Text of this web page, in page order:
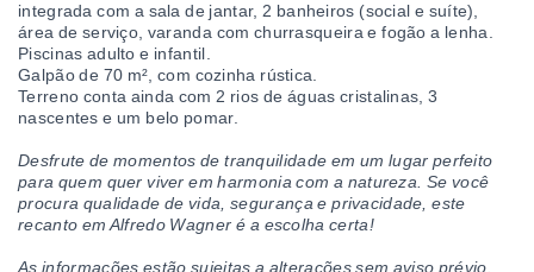
integrada com a sala de jantar, 2 banheiros (social e suíte),
área de serviço, varanda com churrasqueira e fogão a lenha.
Piscinas adulto e infantil.
Galpão de 70 m², com cozinha rústica.
Terreno conta ainda com 2 rios de águas cristalinas, 3
nascentes e um belo pomar.
Desfrute de momentos de tranquilidade em um lugar perfeito
para quem quer viver em harmonia com a natureza. Se você
procura qualidade de vida, segurança e privacidade, este
recanto em Alfredo Wagner é a escolha certa!
As informações estão sujeitas a alterações sem aviso prévio.